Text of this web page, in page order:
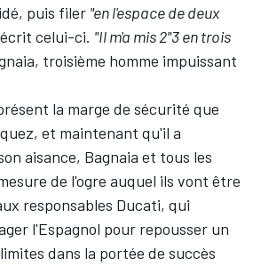
puis filer "en l'espace de deux
celui-ci. "Il m'a mis 2"3 en trois
troisième homme impuissant
la marge de sécurité que
et maintenant qu'il a
aisance, Bagnaia et tous les
de l'ogre auquel ils vont être
responsables Ducati, qui
l'Espagnol pour repousser un
dans la portée de succès